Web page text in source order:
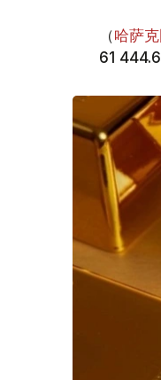
（哈萨
61